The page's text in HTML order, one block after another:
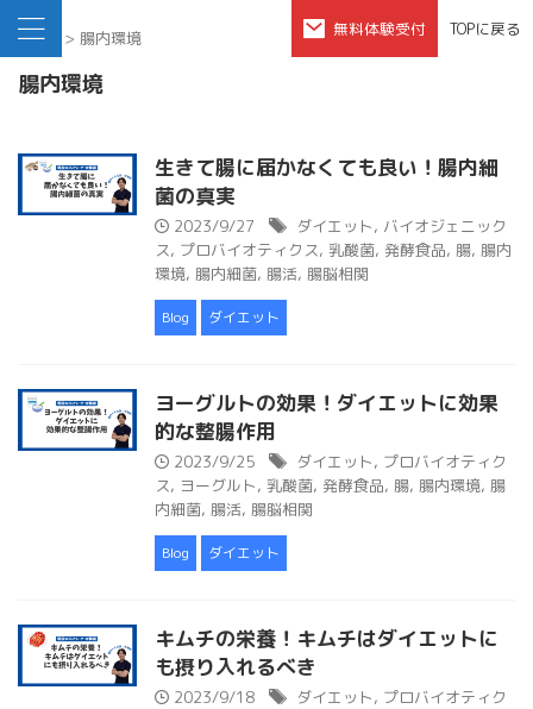
無料体験受付 TOPに戻る
HOME > 腸内環境
腸内環境
生きて腸に届かなくても良い！腸内細
菌の真実
2023/9/27 ダイエット, バイオジェニック
ス, プロバイオティクス, 乳酸菌, 発酵食品, 腸, 腸内
環境, 腸内細菌, 腸活, 腸脳相関
Blog ダイエット
ヨーグルトの効果！ダイエットに効果
的な整腸作用
2023/9/25 ダイエット, プロバイオティク
ス, ヨーグルト, 乳酸菌, 発酵食品, 腸, 腸内環境, 腸
内細菌, 腸活, 腸脳相関
Blog ダイエット
キムチの栄養！キムチはダイエットに
も摂り入れるべき
2023/9/18 ダイエット, プロバイオティク